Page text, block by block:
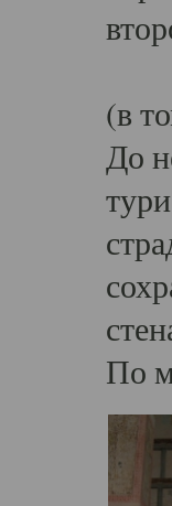
(в
До
По